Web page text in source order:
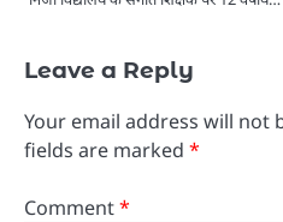
Leave a Reply
Your email address will not
fields are marked *
Comment*